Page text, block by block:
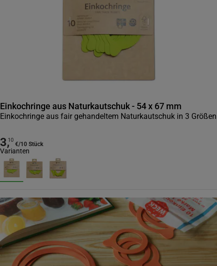
Einkochringe aus Naturkautschuk - 54 x 67 mm
Einkochringe aus fair gehandeltem Naturkautschuk in 3 Größen
3,10
€/10 Stück
Varianten